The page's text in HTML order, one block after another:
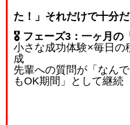
た！」それだけで十分だ
🎖️ フェーズ3：一ヶ月の
小さな成功体験×毎日の
成
先輩への質問が「なんで
もOK期間」として継続